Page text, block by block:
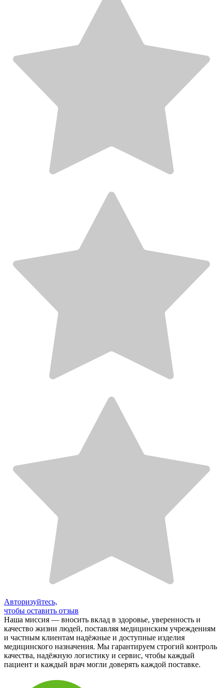
Авторизуйтесь,
чтобы оставить отзыв
Наша миссия — вносить вклад в здоровье, уверенность и
качество жизни людей, поставляя медицинским учреждениям
и частным клиентам надёжные и доступные изделия
медицинского назначения. Мы гарантируем строгий контроль
качества, надёжную логистику и сервис, чтобы каждый
пациент и каждый врач могли доверять каждой поставке.